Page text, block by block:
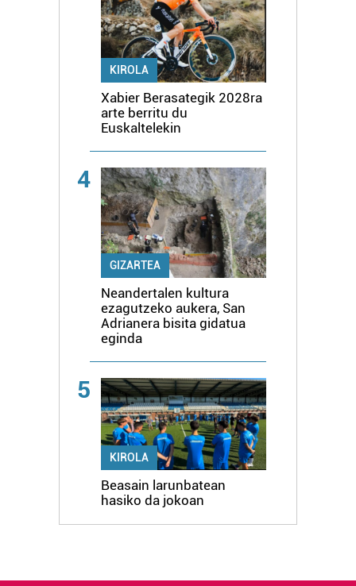
KIROLA
Xabier Berasategik 2028ra
arte berritu du
Euskaltelekin
4
GIZARTEA
Neandertalen kultura
ezagutzeko aukera, San
Adrianera bisita gidatua
eginda
5
KIROLA
Beasain larunbatean
hasiko da jokoan